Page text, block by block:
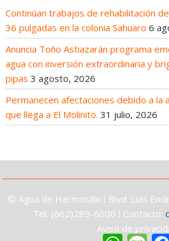
Continúan trabajos de rehabilitación
36 pulgadas en la colonia Sahuaro 6
Anuncia Toño Astiazarán programa
agua con inversión extraordinaria y
pipas 3 agosto, 2026
Permanecen afectaciones debido a la
que llega a El Molinito. 31 julio, 2026
© Agua de Hermosillo ⁞ Blvd. Luis
Tel. (662)289-6000 ⁞ Contacto:
Aviso de
W
M